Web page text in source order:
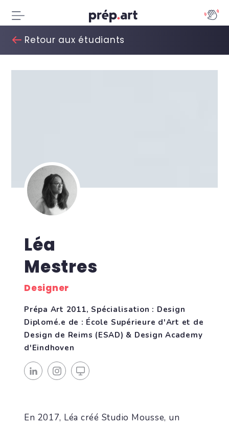
Retour aux étudiants
Léa
Mestres
Designer
Prépa Art 2011, Spécialisation : Design
Diplomé.e de : École Supérieure d'Art et de
Design de Reims (ESAD) & Design Academy
d'Eindhoven
En 2017, Léa créé Studio Mousse, un